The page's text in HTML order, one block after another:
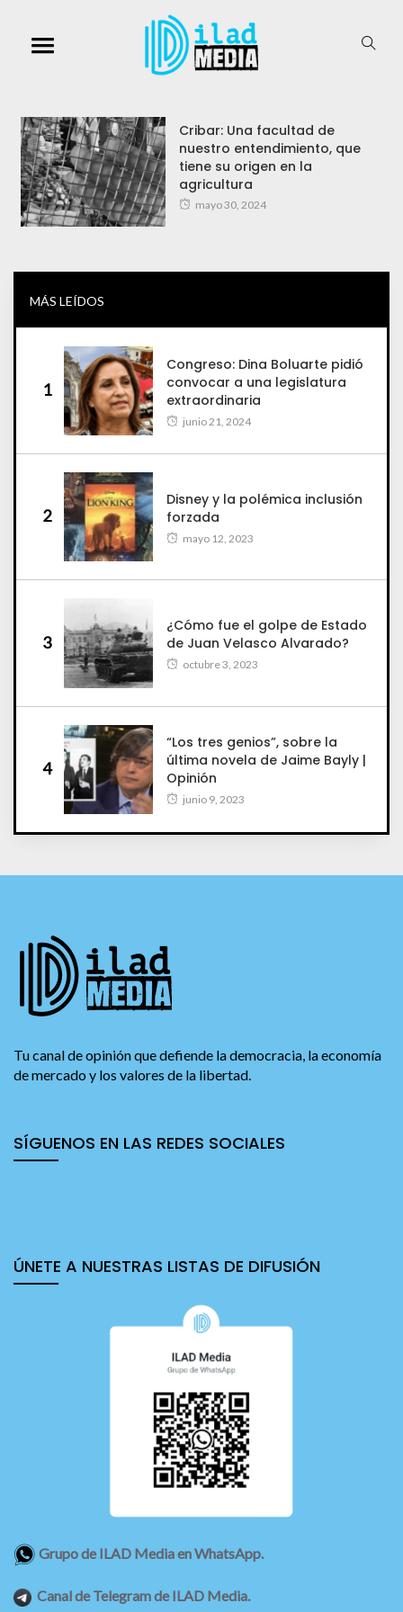
Cribar: Una facultad de
nuestro entendimiento, que
tiene su origen en la
agricultura
mayo 30, 2024
MÁS LEÍDOS
1
Congreso: Dina Boluarte pidió
convocar a una legislatura
extraordinaria
junio 21, 2024
2
Disney y la polémica inclusión
forzada
mayo 12, 2023
3
¿Cómo fue el golpe de Estado
de Juan Velasco Alvarado?
octubre 3, 2023
4
“Los tres genios”, sobre la
última novela de Jaime Bayly |
Opinión
junio 9, 2023
Tu canal de opinión que defiende la democracia, la economía
SÍGUENOS EN LAS REDES SOCIALES
ÚNETE A NUESTRAS LISTAS DE DIFUSIÓN
Grupo de ILAD Media en WhatsApp.
Canal de Telegram de ILAD Media.